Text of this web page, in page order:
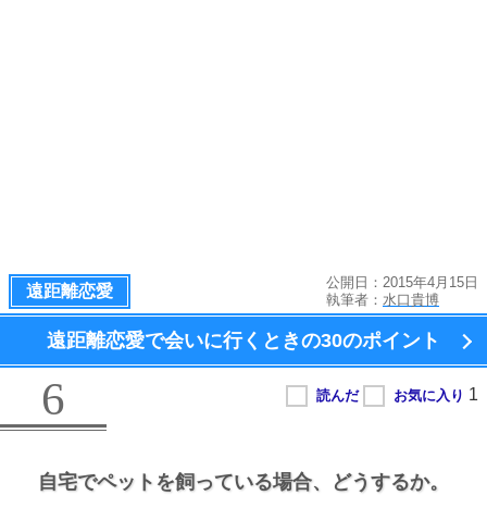
遠距離恋愛
公開日：2015年4月15日
執筆者： 水口貴博
遠距離恋愛で会いに行くときの30のポイント
6
自宅でペットを飼っている場合、 どうするか。